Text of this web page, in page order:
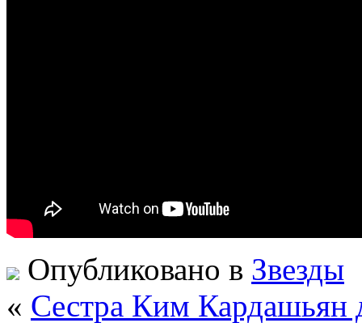
Опубликовано в Звезды
« Сестра Ким Кардашьян